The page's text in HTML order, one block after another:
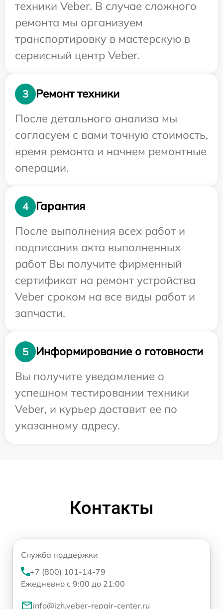
техники Veber. В случае сложного
ремонта мы организуем
транспортировку в мастерскую в
сервисный центр Veber.
3
Ремонт техники
После детального анализа мы
согласуем с вами точную стоимость,
время ремонта и начнем ремонтные
операции.
4
Гарантия
После выполнения всех работ и
подписания акта выполненных
работ Вы получите фирменный
сертификат на ремонт устройства
Veber сроком на все виды работ и
запчасти.
5
Информирование о готовности
Вы получите уведомление о
успешном тестировании техники
Veber, и курьер доставит ее по
указанному адресу.
Контакты
Служба поддержки
+7 (800) 101-14-79
Ежедневно с 9:00 до 21:00
info@izh.veber-repair-center.ru